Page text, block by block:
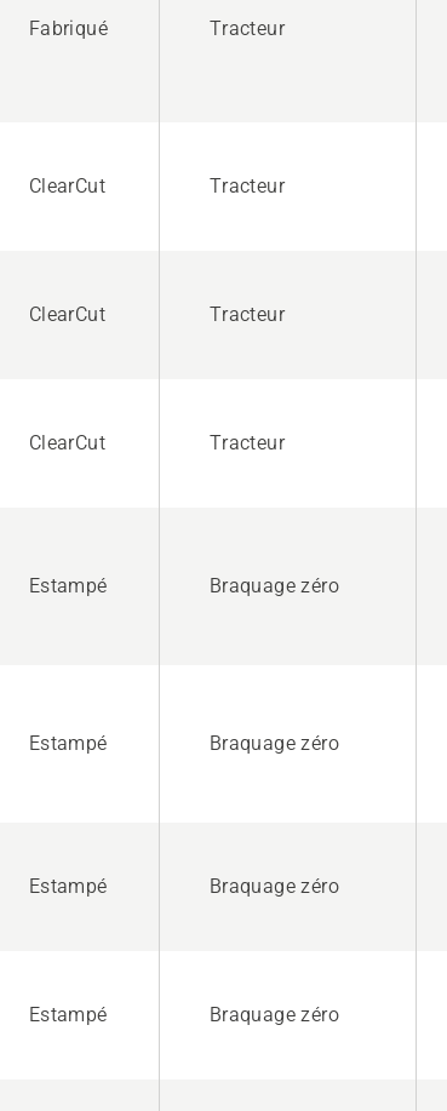
Fabriqué Tracteur
ClearCut Tracteur
ClearCut Tracteur
ClearCut Tracteur
Estampé Braquage zéro
Estampé Braquage zéro
Estampé Braquage zéro
Estampé Braquage zéro